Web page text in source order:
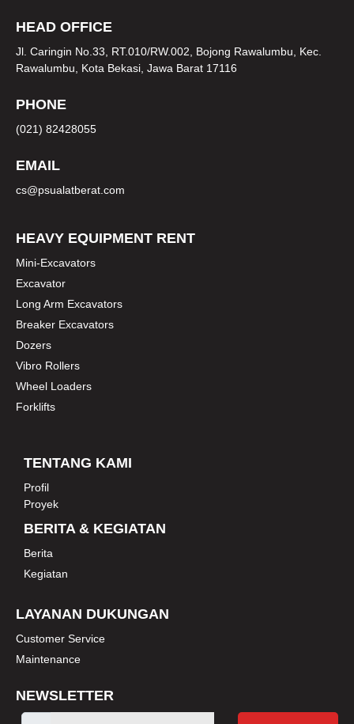
HEAD OFFICE
Jl. Caringin No.33, RT.010/RW.002, Bojong Rawalumbu, Kec.
Rawalumbu, Kota Bekasi, Jawa Barat 17116
PHONE
(021) 82428055
EMAIL
cs@psualatberat.com
HEAVY EQUIPMENT RENT
Mini-Excavators
Excavator
Long Arm Excavators
Breaker Excavators
Dozers
Vibro Rollers
Wheel Loaders
Forklifts
TENTANG KAMI
Profil
Proyek
BERITA & KEGIATAN
Berita
Kegiatan
LAYANAN DUKUNGAN
Customer Service
Maintenance
NEWSLETTER